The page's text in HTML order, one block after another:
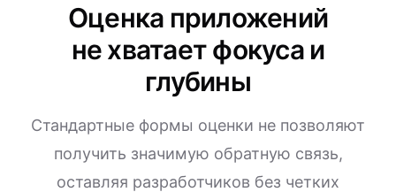
Оценка приложений
не хватает фокуса и
глубины
Стандартные формы оценки не позволяют
получить значимую обратную связь,
оставляя разработчиков без четких